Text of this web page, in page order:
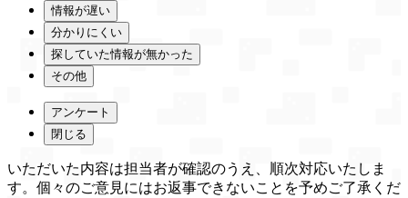
情報が遅い
分かりにくい
探していた情報が無かった
その他
アンケート
閉じる
いただいた内容は担当者が確認のうえ、順次対応いたしま
す。個々のご意見にはお返事できないことを予めご了承くだ